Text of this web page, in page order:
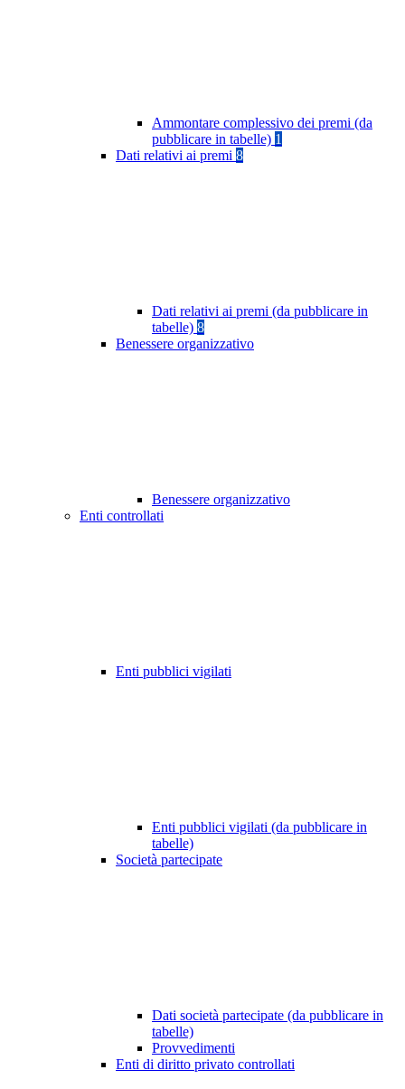
Ammontare complessivo dei premi (da
pubblicare in tabelle) 1
Dati relativi ai premi 8
Dati relativi ai premi (da pubblicare in
tabelle) 8
Benessere organizzativo
Benessere organizzativo
Enti controllati
Enti pubblici vigilati
Enti pubblici vigilati (da pubblicare in
tabelle)
Società partecipate
Dati società partecipate (da pubblicare in
tabelle)
Provvedimenti
Enti di diritto privato controllati